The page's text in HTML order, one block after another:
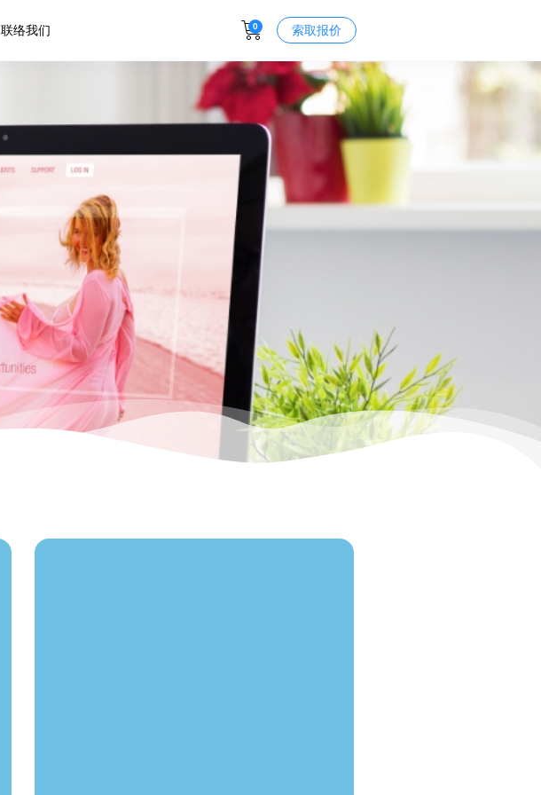
联络我们 0 索取报价